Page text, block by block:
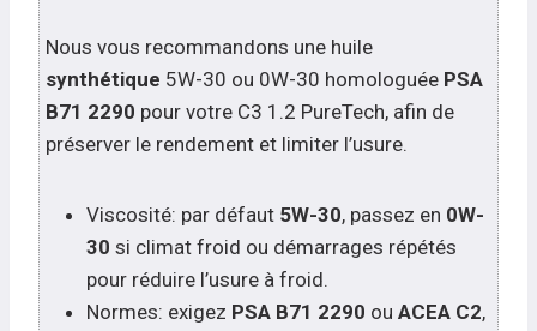
Nous vous recommandons une huile
synthétique 5W-30 ou 0W-30 homologuée PSA
B71 2290 pour votre C3 1.2 PureTech, afin de
préserver le rendement et limiter l’usure.
Viscosité: par défaut 5W-30, passez en 0W-
30 si climat froid ou démarrages répétés
pour réduire l’usure à froid.
Normes: exigez PSA B71 2290 ou ACEA C2,